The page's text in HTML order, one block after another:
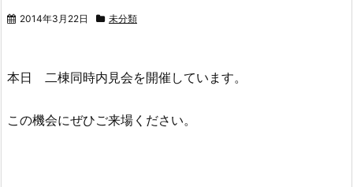
2014年3月22日 未分類
本日 二棟同時内見会を開催しています。
この機会にぜひご来場ください。